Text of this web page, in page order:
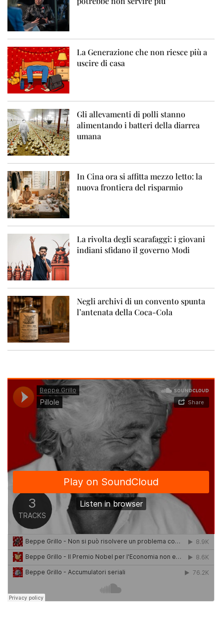
La Generazione che non riesce più a
uscire di casa
Gli allevamenti di polli stanno
alimentando i batteri della diarrea
umana
In Cina ora si affitta mezzo letto: la
nuova frontiera del risparmio
La rivolta degli scarafaggi: i giovani
indiani sfidano il governo Modi
Negli archivi di un convento spunta
l’antenata della Coca-Cola